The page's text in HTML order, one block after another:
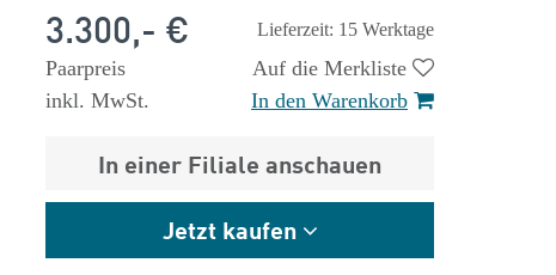
Lieferzeit: 15 Werktage
3.300,- €
Paarpreis
inkl. MwSt.
Auf die Merkliste
In den Warenkorb
In einer Filiale anschauen
Jetzt kaufen